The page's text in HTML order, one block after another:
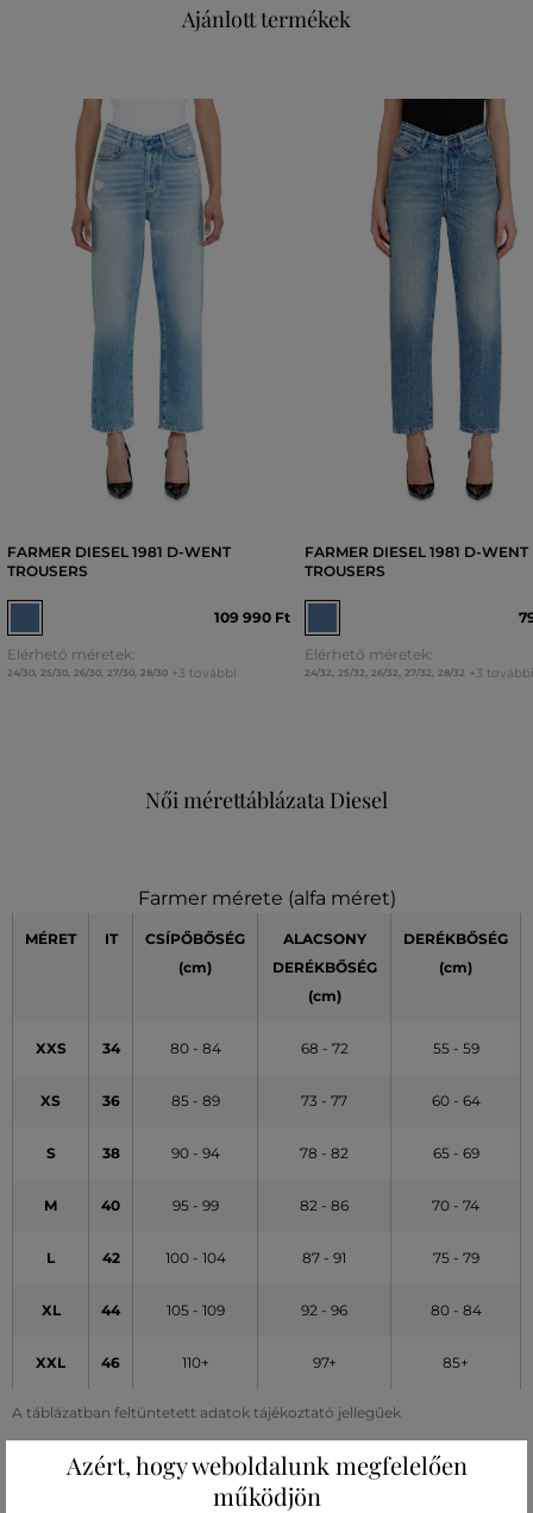
Ajánlott termékek
FARMER DIESEL 1981 D-WENT
TROUSERS
109 990 Ft
Elérhető méretek:
24/30, 25/30, 26/30, 27/30, 28/30 +3 további
FARMER DIESEL 1981 D-WENT
TROUSERS
Elérhető méretek:
24/32, 25/32, 26/32, 27/32, 28/32 +3
Női mérettáblázata Diesel
Farmer mérete (alfa méret)
A táblázatban feltüntetett adatok tájékoztató jellegűek
MÉRET IT
CSÍPŐBŐSÉG
(cm)
ALACSONY
DERÉKBŐSÉG
(cm)
DERÉKBŐSÉG
(cm)
XXS 34 80 - 84 68 - 72 55 - 59
XS 36 85 - 89 73 - 77 60 - 64
S 38 90 - 94 78 - 82 65 - 69
M 40 95 - 99 82 - 86 70 - 74
L 42 100 - 104 87 - 91 75 - 79
XL 44 105 - 109 92 - 96 80 - 84
XXL 46 110+ 97+ 85+
Farmer szélessége (numerikus méret)
Azért, hogy weboldalunk megfelelően
működjön